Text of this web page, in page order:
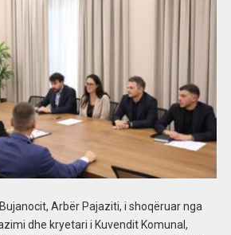
Arbër Pajaziti, i shoqëruar nga
dhe kryetari i Kuvendit Komunal,